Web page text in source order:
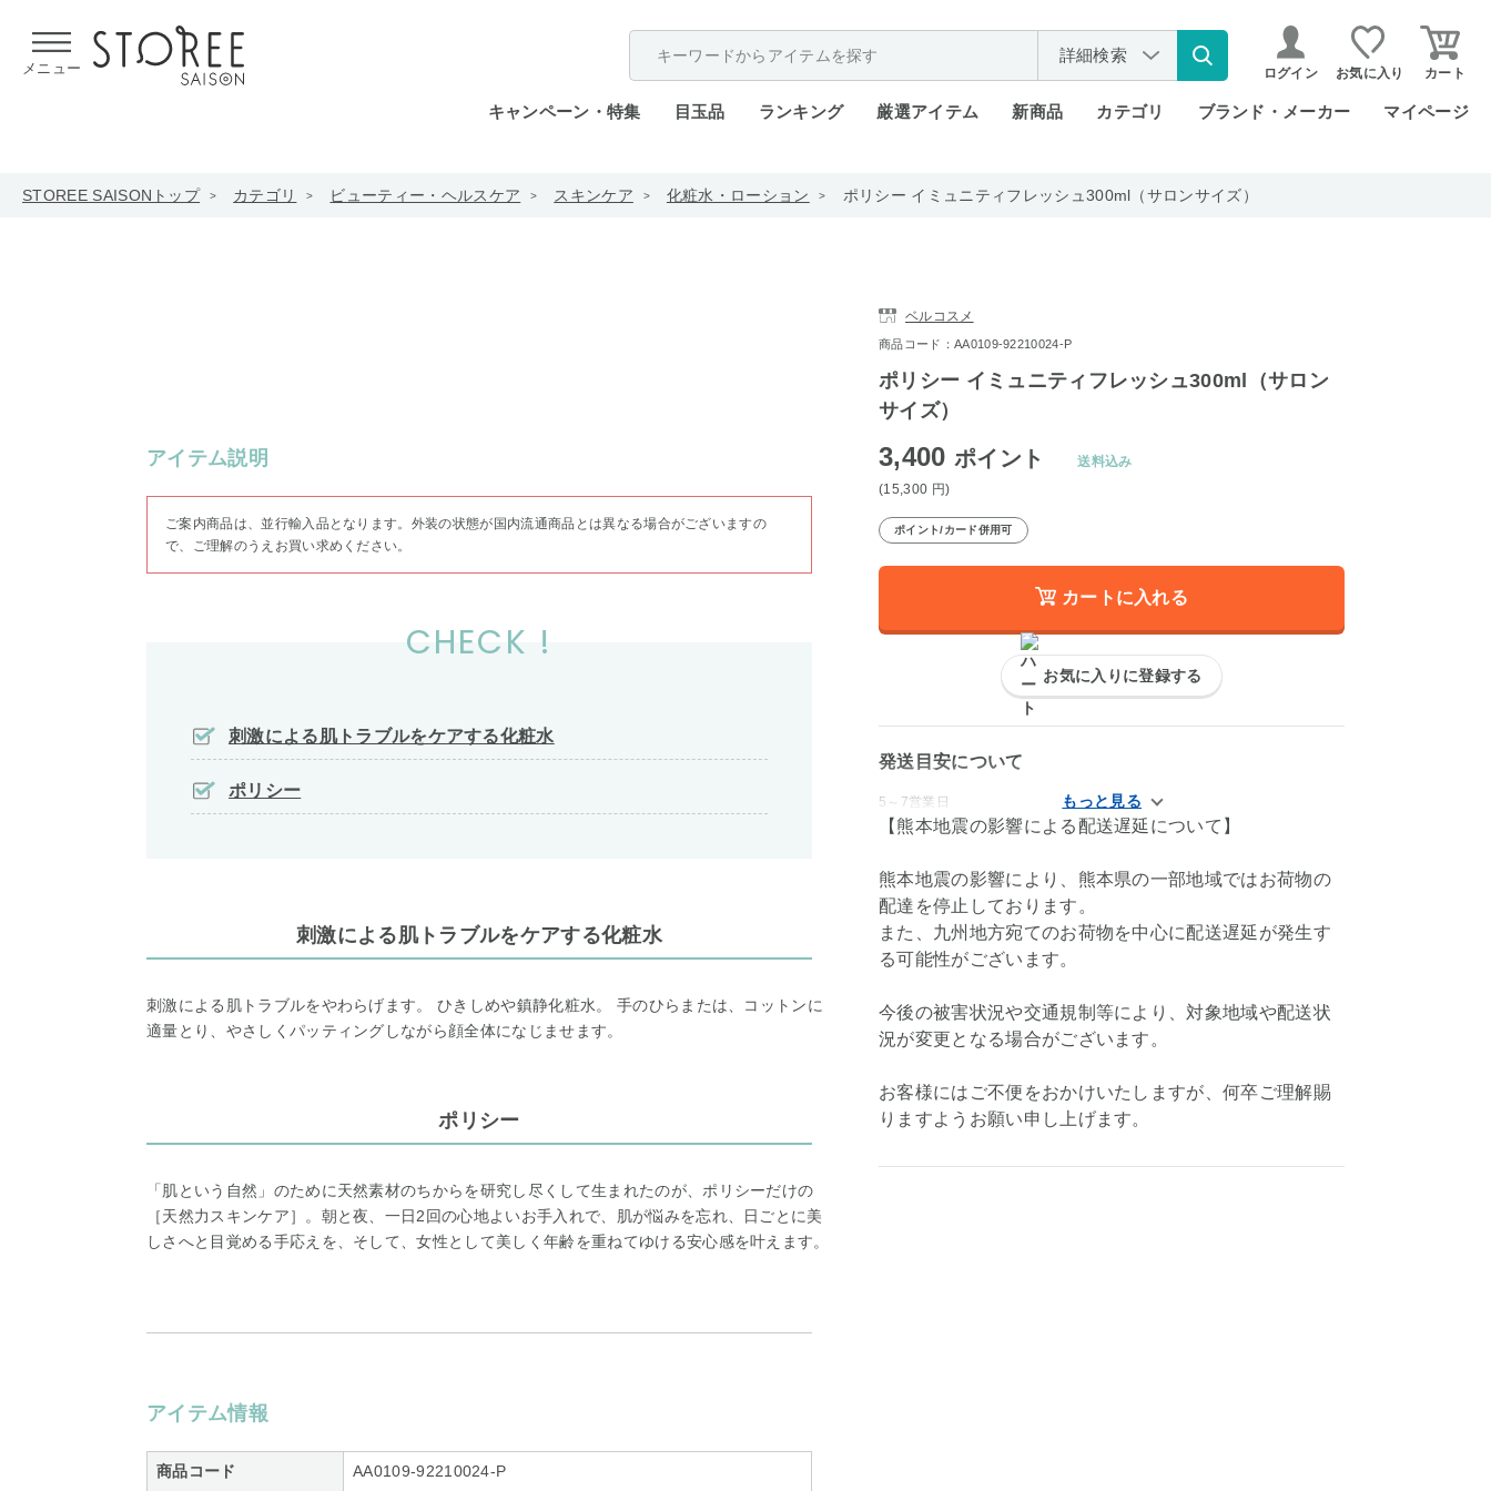
メニュー
詳細検索
ログイン お気に入り カート
キャンペーン・特集 目玉品 ランキング 厳選アイテム 新商品 カテゴリ ブランド・メーカー マイページ
STOREE SAISONトップ カテゴリ ビューティー・ヘルスケア スキンケア 化粧水・ローション ポリシー イミュニティフレッシュ300ml（サロンサイズ）
アイテム説明
ご案内商品は、並行輸入品となります。外装の状態が国内流通商品とは異なる場合がございますの
で、ご理解のうえお買い求めください。
CHECK !
刺激による肌トラブルをケアする化粧水
ポリシー
刺激による肌トラブルをケアする化粧水
刺激による肌トラブルをやわらげます。 ひきしめや鎮静化粧水。 手のひらまたは、コットンに
適量とり、やさしくパッティングしながら顔全体になじませます。
ポリシー
「肌という自然」のために天然素材のちからを研究し尽くして生まれたのが、ポリシーだけの
［天然力スキンケア］。朝と夜、一日2回の心地よいお手入れで、肌が悩みを忘れ、日ごとに美
しさへと目覚める手応えを、そして、女性として美しく年齢を重ねてゆける安心感を叶えます。
アイテム情報
商品コード AA0109-92210024-P
ベルコスメ
商品コード：AA0109-92210024-P
ポリシー イミュニティフレッシュ300ml（サロン
サイズ）
3,400 ポイント
(15,300 円)
送料込み
ポイント/カード併用可
カートに入れる
お気に入りに登録する
発送目安について
5～7営業日
【熊本地震の影響による配送遅延について】
熊本地震の影響により、熊本県の一部地域ではお荷物の
配達を停止しております。
また、九州地方宛てのお荷物を中心に配送遅延が発生す
る可能性がございます。
今後の被害状況や交通規制等により、対象地域や配送状
況が変更となる場合がございます。
お客様にはご不便をおかけいたしますが、何卒ご理解賜
りますようお願い申し上げます。